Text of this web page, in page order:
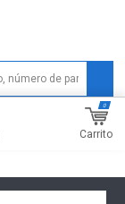
Carrito
0